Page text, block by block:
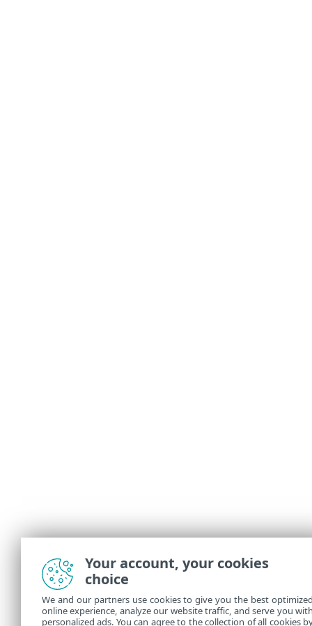
Your account, your cookies
choice
We and our partners use cookies to give you the best
online experience, analyze our website traffic, and serve you
personalized ads. You can agree to the collection of all cookies